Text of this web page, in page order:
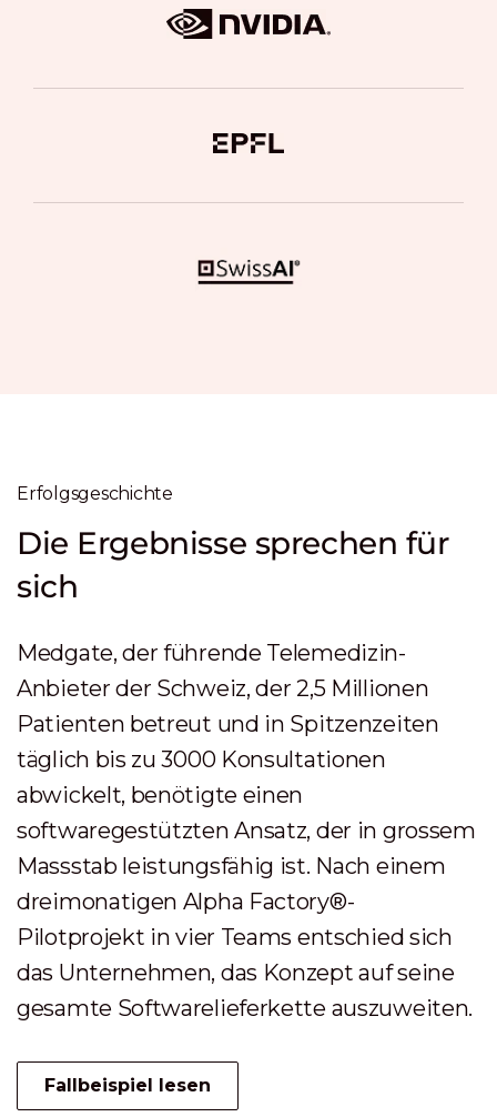
Erfolgsgeschichte
Die Ergebnisse sprechen für
sich
Medgate, der führende Telemedizin-
Anbieter der Schweiz, der 2,5 Millionen
Patienten betreut und in Spitzenzeiten
täglich bis zu 3000 Konsultationen
abwickelt, benötigte einen
softwaregestützten Ansatz, der in grossem
Massstab leistungsfähig ist. Nach einem
dreimonatigen Alpha Factory®-
Pilotprojekt in vier Teams entschied sich
das Unternehmen, das Konzept auf seine
gesamte Softwarelieferkette auszuweiten.
Fallbeispiel lesen